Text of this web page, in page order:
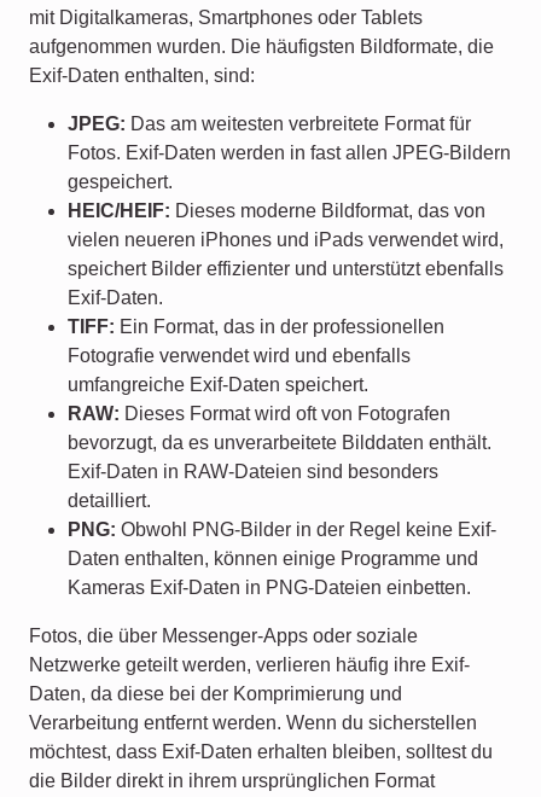
mit Digitalkameras, Smartphones oder Tablets
aufgenommen wurden. Die häufigsten Bildformate, die
Exif-Daten enthalten, sind:
JPEG: Das am weitesten verbreitete Format für
Fotos. Exif-Daten werden in fast allen JPEG-Bildern
gespeichert.
HEIC/HEIF: Dieses moderne Bildformat, das von
vielen neueren iPhones und iPads verwendet wird,
speichert Bilder effizienter und unterstützt ebenfalls
Exif-Daten.
TIFF: Ein Format, das in der professionellen
Fotografie verwendet wird und ebenfalls
umfangreiche Exif-Daten speichert.
RAW: Dieses Format wird oft von Fotografen
bevorzugt, da es unverarbeitete Bilddaten enthält.
Exif-Daten in RAW-Dateien sind besonders
detailliert.
PNG: Obwohl PNG-Bilder in der Regel keine Exif-
Daten enthalten, können einige Programme und
Kameras Exif-Daten in PNG-Dateien einbetten.
Fotos, die über Messenger-Apps oder soziale
Netzwerke geteilt werden, verlieren häufig ihre Exif-
Daten, da diese bei der Komprimierung und
Verarbeitung entfernt werden. Wenn du sicherstellen
möchtest, dass Exif-Daten erhalten bleiben, solltest du
die Bilder direkt in ihrem ursprünglichen Format